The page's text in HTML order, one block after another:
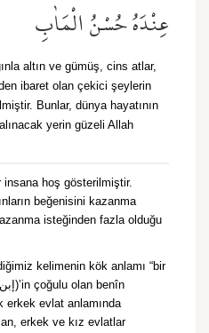
عِنْدَهُ حُسْنُ الْمَاٰبِ
altın ve gümüş, cins atlar,
ibaret olan çekici şeylerin
Bunlar, dünya hayatının
yerin güzeli Allah
insana hoş gösterilmiştir.
beğenisini kazanma
isteğinden fazla olduğu
kelimenin kök anlamı “bir
erkek ve kız evlatlar